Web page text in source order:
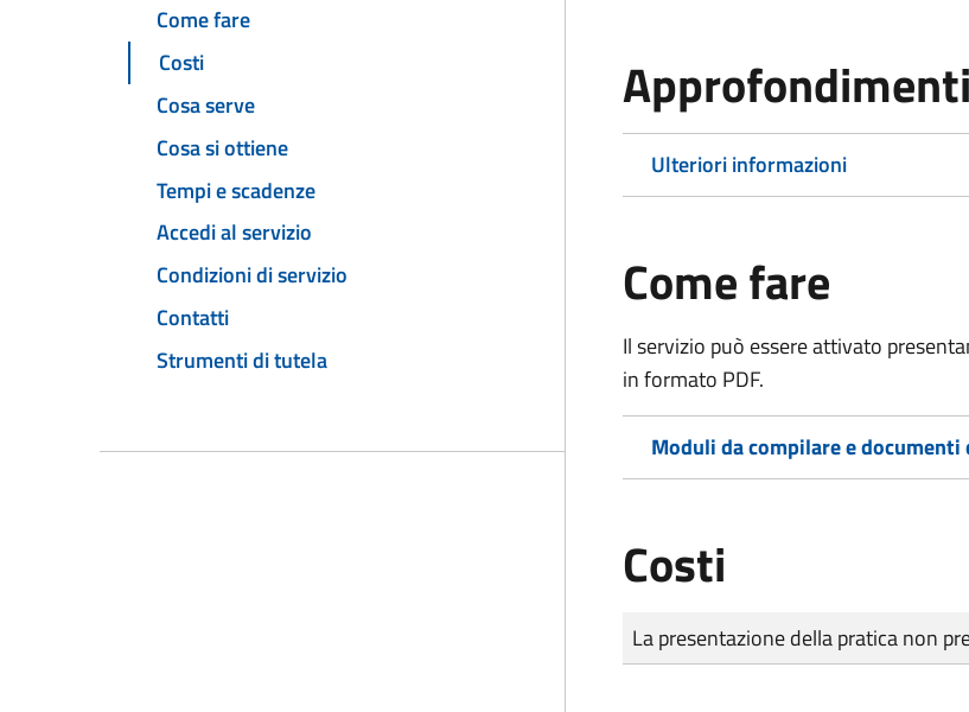
Come fare
Costi
Cosa serve
Cosa si ottiene
Tempi e scadenze
Accedi al servizio
Condizioni di servizio
Contatti
Strumenti di tutela
Approfondimenti
Ulteriori informazioni
Come fare
Il servizio può essere attivato
in formato PDF.
Moduli da compilare e documenti
Costi
Tipo di pagamento
Importo
La presentazione della pratica non